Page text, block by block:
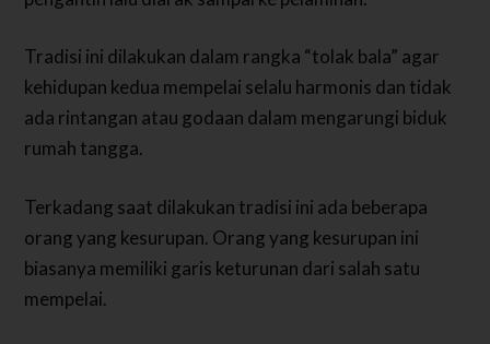
Tradisi ini dilakukan dalam rangka “tolak bala” agar
kehidupan kedua mempelai selalu harmonis dan tidak
ada rintangan atau godaan dalam mengarungi biduk
rumah tangga.
Terkadang saat dilakukan tradisi ini ada beberapa
orang yang kesurupan. Orang yang kesurupan ini
biasanya memiliki garis keturunan dari salah satu
mempelai.